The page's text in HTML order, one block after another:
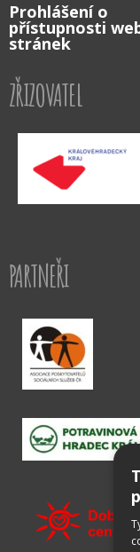
Prohlášení o
přístupnosti
stránek
ZŘIZOVATEL
PARTNEŘI